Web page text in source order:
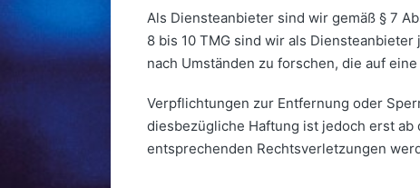
Als Diensteanbieter sind wir gemäß § 7
8 bis 10 TMG sind wir als
nach Umständen zu forschen, die auf
Verpflichtungen zur Entfernung oder
diesbezügliche Haftung ist jedoch erst
entsprechenden Rechtsverletzungen